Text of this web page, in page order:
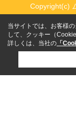
Copyright(c)
当サイトでは、お客様
して、クッキー（
詳しくは、当社の 「